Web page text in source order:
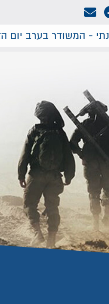
- המשודר בערב יום